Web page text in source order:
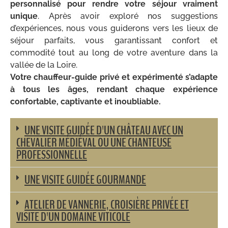
personnalisé pour rendre votre séjour vraiment
unique. Après avoir exploré nos suggestions
d’expériences, nous vous guiderons vers les lieux de
séjour parfaits, vous garantissant confort et
commodité tout au long de votre aventure dans la
vallée de la Loire.
Votre chauffeur-guide privé et expérimenté s’adapte
à tous les âges, rendant chaque expérience
confortable, captivante et inoubliable.
UNE VISITE GUIDÉE D'UN CHÂTEAU AVEC UN
CHEVALIER MÉDIÉVAL OU UNE CHANTEUSE
PROFESSIONNELLE
UNE VISITE GUIDÉE GOURMANDE
ATELIER DE VANNERIE, CROISIÈRE PRIVÉE ET
VISITE D'UN DOMAINE VITICOLE